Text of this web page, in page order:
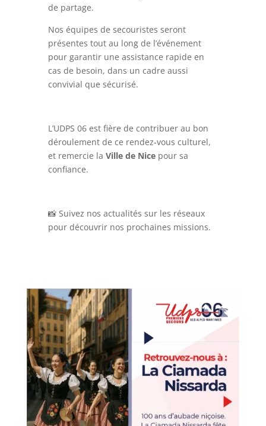
de partage.
Nos équipes de secouristes seront
présentes tout au long de l’événement
pour garantir une assistance rapide en
cas de besoin, dans un cadre aussi
convivial que sécurisé.
L’UDPS 06 est fière de contribuer au bon
déroulement de ce rendez-vous culturel,
et remercie la Ville de Nicepour sa
confiance.
📸 Suivez nos actualités sur les réseaux
pour découvrir nos prochaines missions.